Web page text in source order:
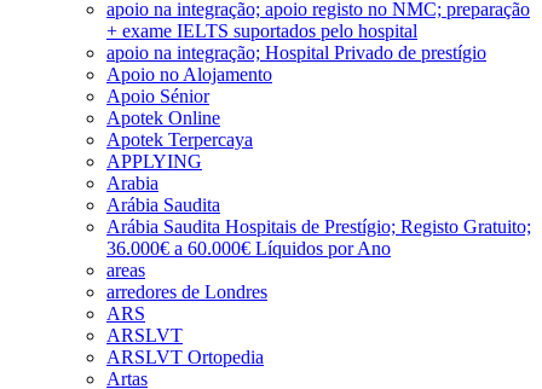
apoio na integração; apoio registo no NMC; preparação
+ exame IELTS suportados pelo hospital
apoio na integração; Hospital Privado de prestígio
Apoio no Alojamento
Apoio Sénior
Apotek Online
Apotek Terpercaya
APPLYING
Arabia
Arábia Saudita
Arábia Saudita Hospitais de Prestígio; Registo Gratuito;
36.000€ a 60.000€ Líquidos por Ano
areas
arredores de Londres
ARS
ARSLVT
ARSLVT Ortopedia
Artas